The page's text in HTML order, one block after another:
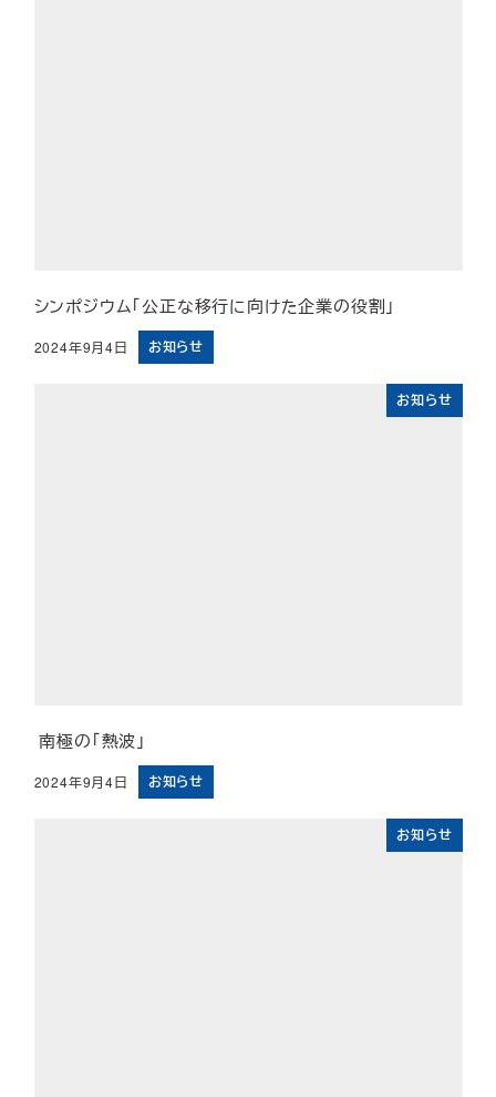
シンポジウム「公正な移行に向けた企業の役割」
投稿日
2024年9月4日 お知らせ
お知らせ
南極の「熱波」
投稿日
2024年9月4日 お知らせ
お知らせ